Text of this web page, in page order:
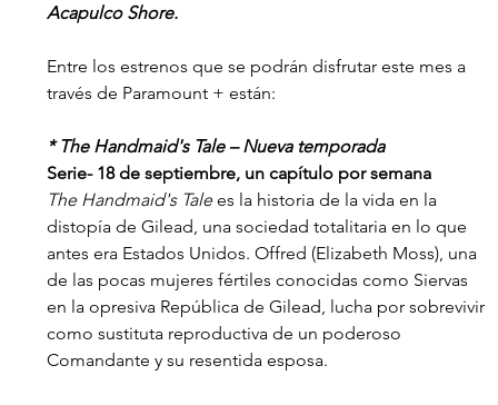
Acapulco Shore.
Entre los estrenos que se podrán disfrutar este mes a
través de Paramount + están:
* The Handmaid's Tale – Nueva temporada
Serie- 18 de septiembre, un capítulo por semana
The Handmaid's Tale es la historia de la vida en la
distopía de Gilead, una sociedad totalitaria en lo que
antes era Estados Unidos. Offred (Elizabeth Moss), una
de las pocas mujeres fértiles conocidas como Siervas
en la opresiva República de Gilead, lucha por sobrevivir
como sustituta reproductiva de un poderoso
Comandante y su resentida esposa.